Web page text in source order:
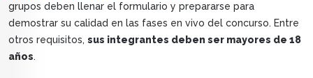
grupos deben llenar el formulario y prepararse para
demostrar su calidad en las fases en vivo del concurso. Entre
otros requisitos, sus integrantes deben ser mayores de 18
años.